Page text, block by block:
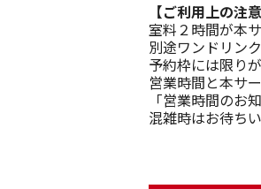
【ご利用上の注
室料２時間が本
別途ワンドリン
予約枠には限り
営業時間と本サ
「営業時間のお
混雑時はお待ち